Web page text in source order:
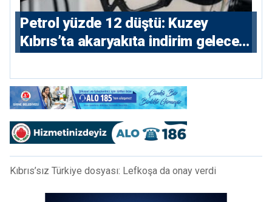
Petrol yüzde 12 düştü: Kuzey
Kıbrıs’ta akaryakıta indirim gelecek
Kıbrıs’sız Türkiye dosyası: Lefkoşa da onay verdi